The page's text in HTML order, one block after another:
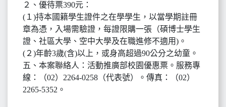
２、優待票390元：
(１)持本國籍學生證件之在學學生，以當學期註冊
章為憑，入場需驗證，每證限購一張（碩博士學生
證、社區大學、空中大學及在職進修不適用)。
(２)年齡3歲(含)以上，或身高超過90公分之幼童。
五、本案聯絡人：活動推廣部校園優惠票。服務專
線：（02）2264-0258（代表號）。傳真：（02）
2265-5352。